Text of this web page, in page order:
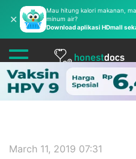
✕
Mau hitung kalori makanan,
minum air?
Download aplikasi HDmall
March 11, 2019 07:31